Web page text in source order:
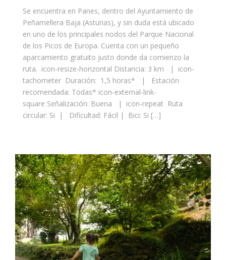
Se encuentra en Panes, dentro del Ayuntamiento de
Peñamellera Baja (Asturias), y sin duda está ubicado
en uno de los principales nodos del Parque Nacional
de los Picos de Europa. Cuenta con un pequeño
aparcamiento gratuito justo donde da comienzo la
ruta. icon-resize-horizontal Distancia: 3 km | icon-
tachometer Duración: 1,5 horas* | Estación
recomendada: Todas* icon-external-link-
square Señalización: Buena | icon-repeat Ruta
circular: Si | Dificultad: Fácil | Bici: Si […]